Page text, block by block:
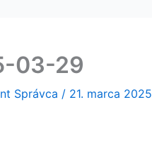
03-29
Správca / 21. marca 2025